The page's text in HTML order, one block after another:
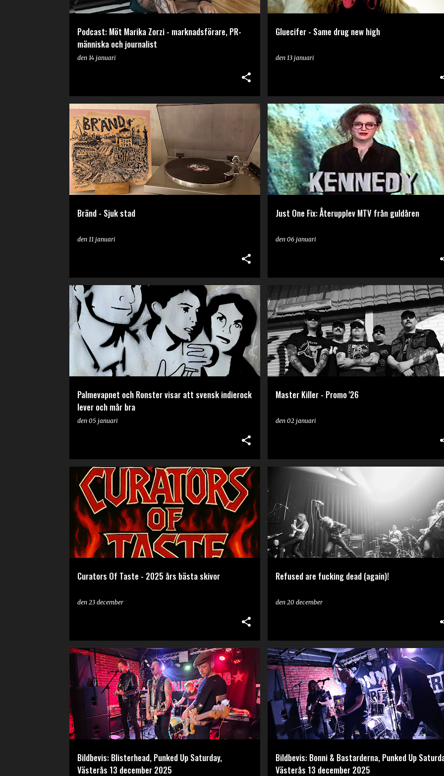
Podcast: Möt Marika Zorzi - marknadsförare, PR-
människa och journalist
den 14 januari
Gluecifer - Same drug new high
den 13 januari
Bränd - Sjuk stad
den 11 januari
RECENSION
Just One Fix: Återupplev MTV från guldåren
den 06 januari
JUST ONE FIX
Palmevapnet och Ronster visar att svensk indierock
lever och mår bra
den 05 januari
INDIROCK NY MUSIK
Master Killer - Promo '26
den 02 januari
RECENSION
Curators Of Taste - 2025 års bästa skivor
den 23 december
RECENSION ÅRETS BÄSTA SVENSKA ALBUM
Refused are fucking dead (again)!
den 20 december
Bildbevis: Blisterhead, Punked Up Saturday,
Västerås 13 december 2025
BILDBEVIS
Bildbevis: Bonni & Bastarderna, Punked Up
Västerås 13 december 2025
BILDBEVIS